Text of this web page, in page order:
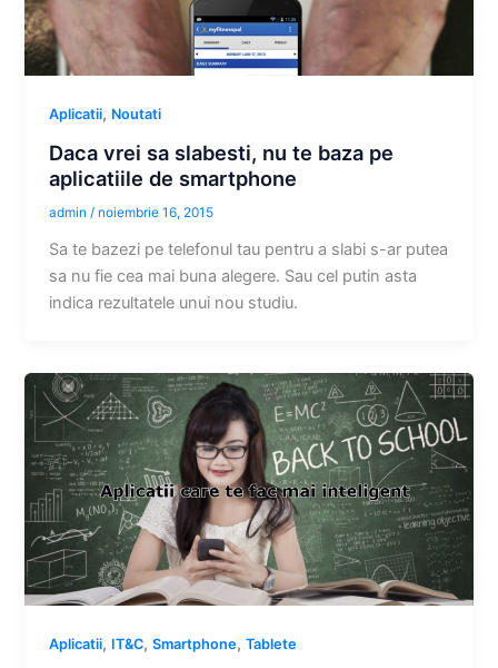
Aplicatii, Noutati
Daca vrei sa slabesti, nu te baza pe
aplicatiile de smartphone
admin/ noiembrie 16, 2015
Sa te bazezi pe telefonul tau pentru a slabi s-ar putea
sa nu fie cea mai buna alegere. Sau cel putin asta
indica rezultatele unui nou studiu.
Aplicatii, IT&C,Smartphone,Tablete